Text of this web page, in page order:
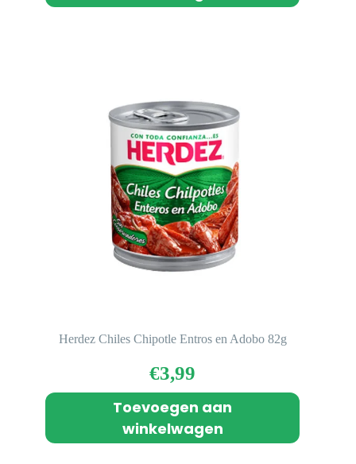
Herdez Chiles Chipotle Entros en Adobo 82g
€3,99
Toevoegen aan
winkelwagen